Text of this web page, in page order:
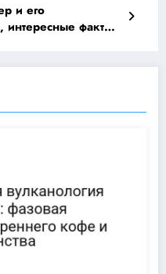
и его
интересные факты